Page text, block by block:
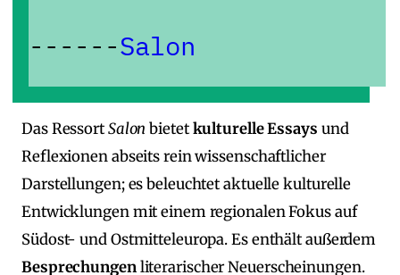
Salon
Das RessortSalon bietetkulturelle Essays und
Reflexionen abseits rein wissenschaftlicher
Darstellungen; es beleuchtet aktuelle kulturelle
Entwicklungen mit einem regionalen Fokus auf
Südost‑ und Ostmitteleuropa. Es enthält außerdem
Besprechungenliterarischer Neuerscheinungen.